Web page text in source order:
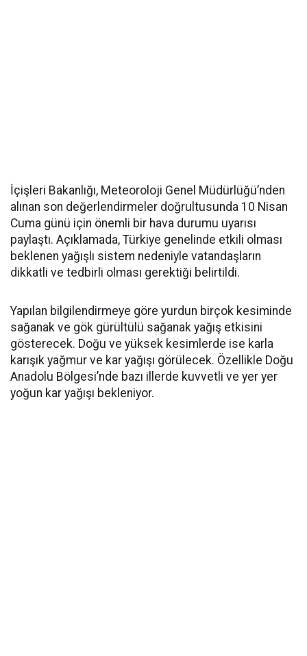
İçişleri Bakanlığı, Meteoroloji Genel Müdürlüğü’nden
alınan son değerlendirmeler doğrultusunda 10 Nisan
Cuma günü için önemli bir hava durumu uyarısı
paylaştı. Açıklamada, Türkiye genelinde etkili olması
beklenen yağışlı sistem nedeniyle vatandaşların
dikkatli ve tedbirli olması gerektiği belirtildi.
Yapılan bilgilendirmeye göre yurdun birçok kesiminde
sağanak ve gök gürültülü sağanak yağış etkisini
gösterecek. Doğu ve yüksek kesimlerde ise karla
karışık yağmur ve kar yağışı görülecek. Özellikle Doğu
Anadolu Bölgesi’nde bazı illerde kuvvetli ve yer yer
yoğun kar yağışı bekleniyor.